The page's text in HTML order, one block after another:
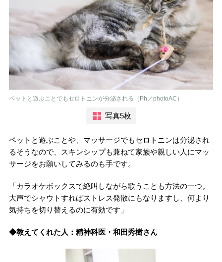
ペットと遊ぶことでもセロトニンが分泌される（Ph／photoAC）
写真5枚
ペットと遊ぶことや、マッサージでもセロトニンは分泌され
るそうなので、スキンシップも兼ねて家族や親しい人にマッ
サージをお願いしてみるのも手です。
「カラオケボックスで絶叫しながら歌うことも方法の一つ。
大声でシャウトすればストレス発散にもなりますし、何より
気持ちを切り替えるのに有効です」
◆教えてくれた人：精神科医・和田秀樹さん